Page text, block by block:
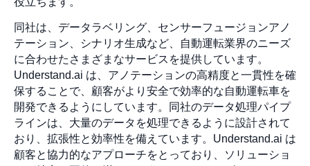
同社は、データラベリング、センサーフュージョンアノ
テーション、シナリオ生成など、自動運転業界のニーズ
に合わせたさまざまなサービスを提供しています。
Understand.ai は、アノテーションの高精度と一貫性を確
保することで、顧客がより安全で効率的な自動運転車を
開発できるようにしています。同社のデータ処理パイプ
ラインは、大量のデータを処理できるように設計されて
おり、拡張性と効率性を備えています。Understand.ai は
顧客と協力的なアプローチをとっており、ソリューショ